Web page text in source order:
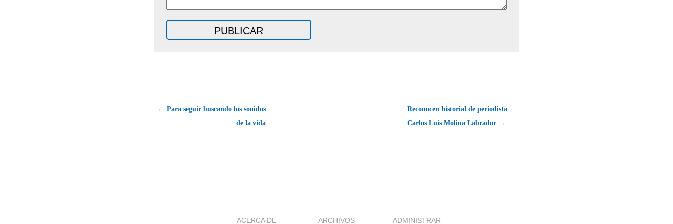
← Para seguir buscando los sonidos
de la vida
Reconocen historial de periodista
Carlos Luis Molina Labrador →
ACERCA DE ARCHIVOS ADMINISTRAR